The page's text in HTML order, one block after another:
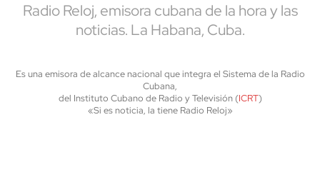
Radio Reloj, emisora cubana de la hora y las
noticias. La Habana, Cuba.
Es una emisora de alcance nacional que integra el Sistema de la Radio
Cubana,
del Instituto Cubano de Radio y Televisión (ICRT)
«Si es noticia, la tiene Radio Reloj»